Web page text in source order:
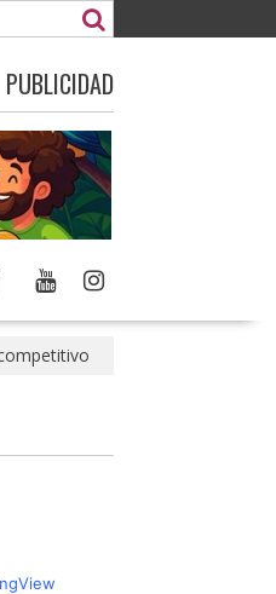
PUBLICIDAD